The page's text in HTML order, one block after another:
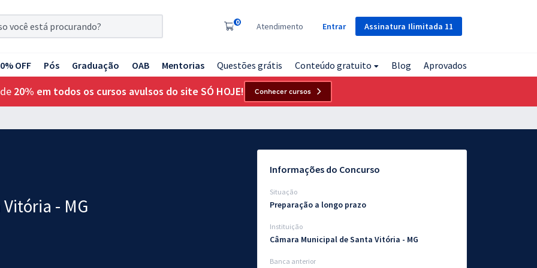
Assinatura Ilimitada 11
0 Atendimento Entrar
OFF Pós Graduação OAB Mentorias Questões grátis Conteúdo gratuito Blog Aprovados
20% em todos os cursos avulsos do site SÓ HOJE! Conhecer cursos
- MG
Informações do Concurso
Situação
Preparação a longo prazo
Instituição
Câmara Municipal de Santa Vitória - MG
Banca anterior